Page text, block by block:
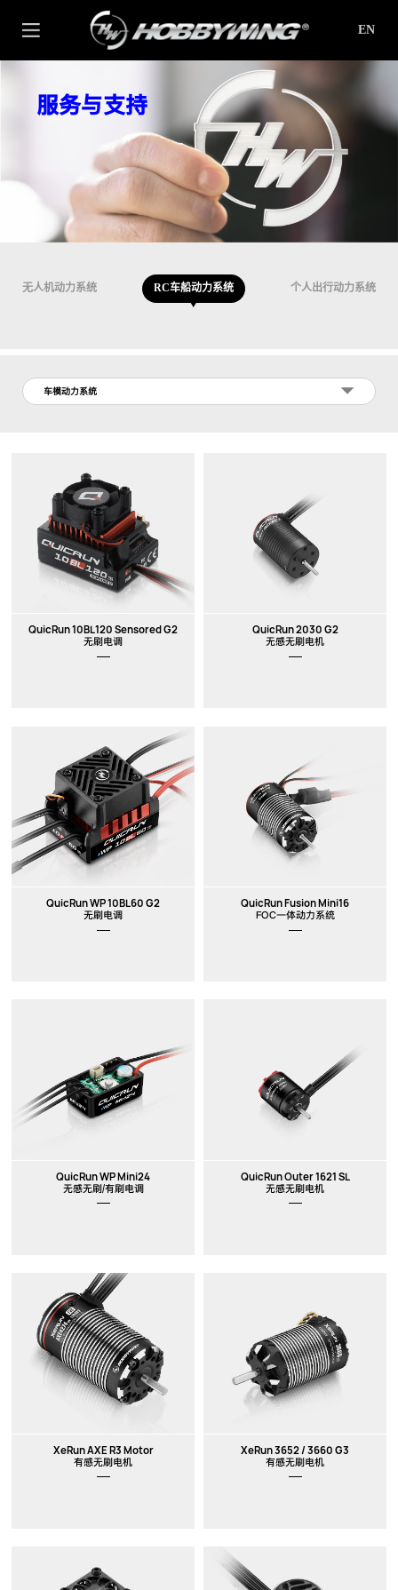
EN
服务与支持
无人机动力系统 RC车船动力系统 个人出行动力系统
车模动力系统
QuicRun 10BL120 Sensored G2
无刷电调
QuicRun 2030 G2
无感无刷电机
QuicRun WP 10BL60 G2
无刷电调
QuicRun Fusion Mini16
FOC一体动力系统
QuicRun WP Mini24
无感无刷/有刷电调
QuicRun Outer 1621 SL
无感无刷电机
XeRun AXE R3 Motor
有感无刷电机
XeRun 3652 / 3660 G3
有感无刷电机